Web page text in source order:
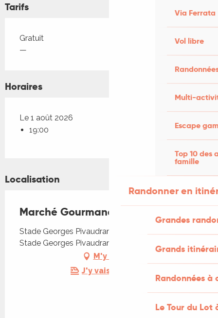
Via Ferrata
Vol libre
Multi-
Escape
Top 10 des
famille
Randonner en
Grandes
Grands
Randonnées
Le Tour du Lot
Tarifs
Tarifs 2026
Gratuit
—
Horaires
Le 1 août 2026
19:00
Localisation
Marché Gourmand à Souillac
Stade Georges Pivaudran, Rue Jacques Merquey,
Stade Georges Pivaudran, 46200 Souillac
M'y rendre
J'y vais en train !